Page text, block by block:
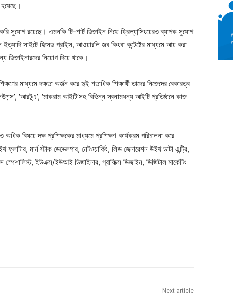
সুযোগ রয়েছে। এমনকি টি-শার্ট ডিজাইন নিয়ে ফ্রিল্যান্সিংয়েরও ব্যাপক সুযোগ
সাইটে ফিক্সড প্রাইস, আওয়ারলি জব কিংবা কন্টেষ্টের মাধ্যমে আয় করা
ডিজাইনারদের নিয়োগ দিয়ে থাকে।
মাধ্যমে দক্ষতা অর্জন করে দুই শতাধিক শিক্ষার্থী তাদের নিজেদের বেকারত্ব
‘আরটুএ’, ‘মাকরাম আইটি’সহ বিভিন্ন স্বনামধন্য আইটি প্রতিষ্ঠানে কাজ
বিষয়ে দক্ষ প্রশিক্ষকের মাধ্যমে প্রশিক্ষণ কার্যক্রম পরিচালনা করে
মার্ন স্টাক ডেভেলপার, নেটওয়ার্কিং, লিড জেনারেশন উইথ ডাটা এন্ট্রি,
স্পেশালিস্ট, ইউএক্স/ইউআই ডিজাইনার, গ্রাফিক্স ডিজাইন, ডিজিটাল মার্কেটিং
Next article